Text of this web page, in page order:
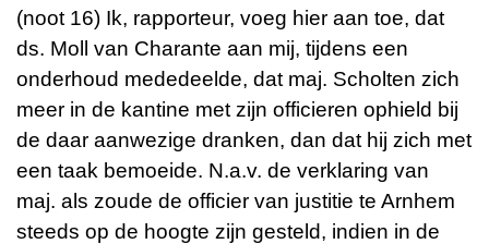
(noot 16) Ik, rapporteur, voeg hier aan toe, dat
ds. Moll van Charante aan mij, tijdens een
onderhoud mededeelde, dat maj. Scholten zich
meer in de kantine met zijn officieren ophield bij
de daar aanwezige dranken, dan dat hij zich met
een taak bemoeide. N.a.v. de verklaring van
maj. als zoude de officier van justitie te Arnhem
steeds op de hoogte zijn gesteld, indien in de